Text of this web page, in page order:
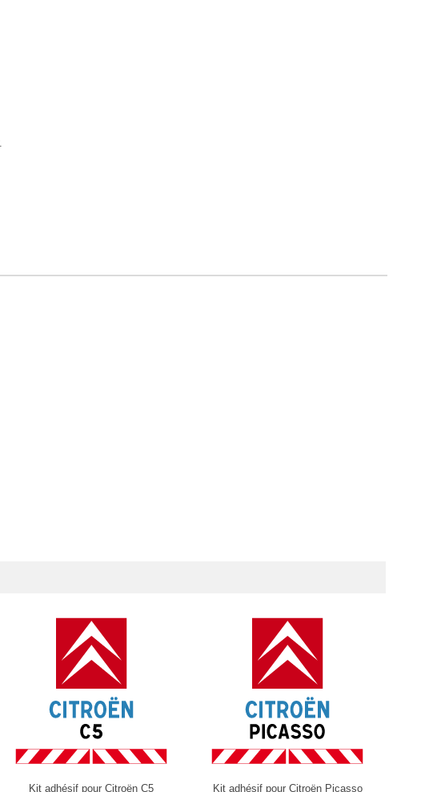
Kit adhésif pour Citroën C5 Kit adhésif pour Citroën Picasso